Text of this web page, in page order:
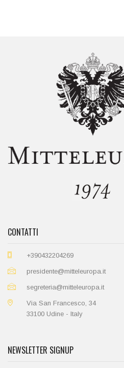
CONTATTI
+390432204269
presidente@mitteleuropa.it
segreteria@mitteleuropa.it
Via San Francesco, 34
33100 Udine - Italy
NEWSLETTER SIGNUP